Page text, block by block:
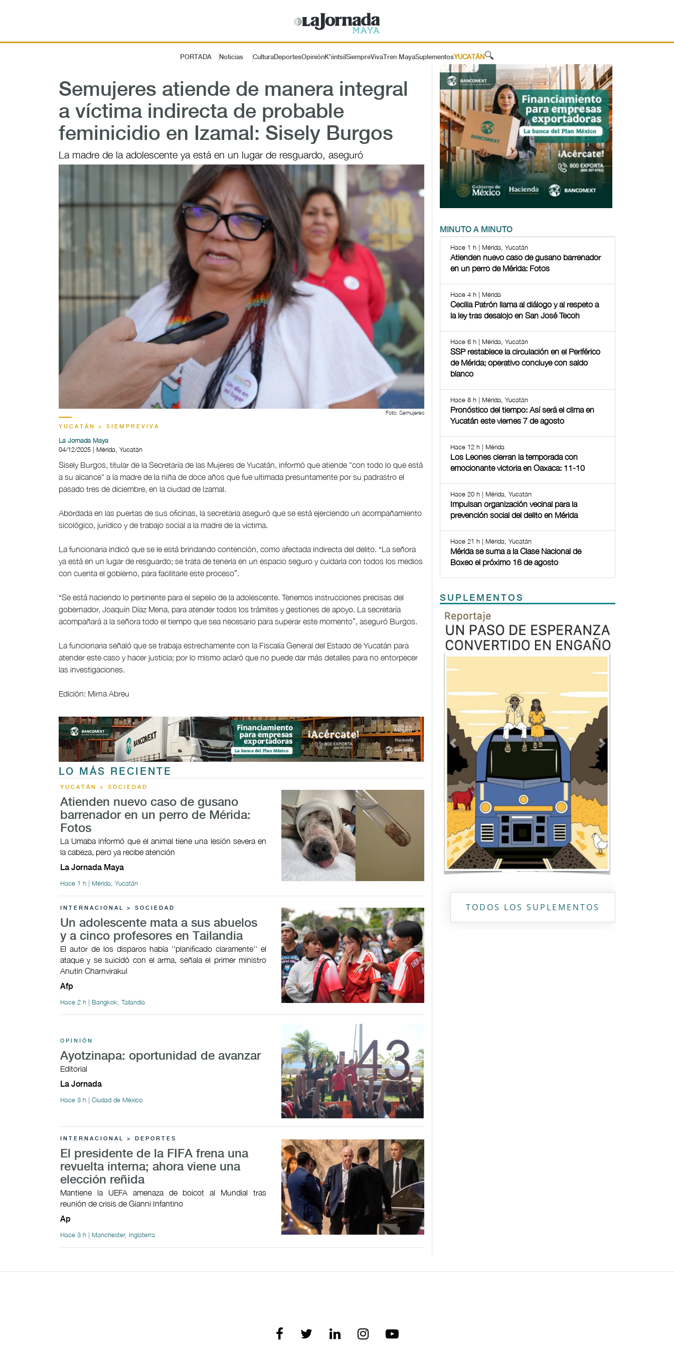
PORTADA Noticias CulturaDeportesOpiniónK'iintsil SiempreViva Tren MayaSuplementosYUCATÁN 🔍
Semujeres atiende de manera integral
a víctima indirecta de probable
feminicidio en Izamal: Sisely Burgos
La madre de la adolescente ya está en un lugar de resguardo, aseguró
Foto: Semujeres
YUCATÁN > SIEMPREVIVA
La Jornada Maya
04/12/2025 | Mérida, Yucatán
Sisely Burgos, titular de la Secretaría de las Mujeres de Yucatán, informó que atiende "con todo lo que está
a su alcance" a la madre de la niña de doce años que fue ultimada presuntamente por su padrastro el
pasado tres de diciembre, en la ciudad de Izamal.
Abordada en las puertas de sus oficinas, la secretaria aseguró que se está ejerciendo un acompañamiento
sicológico, jurídico y de trabajo social a la madre de la víctima.
La funcionaria indicó que se le está brindando contención, como afectada indirecta del delito. “La señora
ya está en un lugar de resguardo; se trata de tenerla en un espacio seguro y cuidarla con todos los medios
con cuenta el gobierno, para facilitarle este proceso”.
“Se está haciendo lo pertinente para el sepelio de la adolescente. Tenemos instrucciones precisas del
gobernador, Joaquín Díaz Mena, para atender todos los trámites y gestiones de apoyo. La secretaría
acompañará a la señora todo el tiempo que sea necesario para superar este momento”, aseguró Burgos.
La funcionaria señaló que se trabaja estrechamente con la Fiscalía General del Estado de Yucatán para
atender este caso y hacer justicia; por lo mismo aclaró que no puede dar más detalles para no entorpecer
las investigaciones.
Edición: Mirna Abreu
LO MÁS RECIENTE
YUCATÁN > SOCIEDAD
Atienden nuevo caso de gusano
barrenador en un perro de Mérida:
Fotos
La Umaba informó que el animal tiene una lesión severa en
la cabeza, pero ya recibe atención
La Jornada Maya
Hace 1 h | Mérida, Yucatán
INTERNACIONAL > SOCIEDAD
Un adolescente mata a sus abuelos
y a cinco profesores en Tailandia
El autor de los disparos había ''planificado claramente'' el
ataque y se suicidó con el arma, señala el primer ministro
Anutin Charnvirakul
Afp
Hace 2 h | Bangkok, Tailandia
OPINIÓN
Ayotzinapa: oportunidad de avanzar
Editorial
La Jornada
Hace 3 h | Ciudad de México
INTERNACIONAL > DEPORTES
El presidente de la FIFA frena una
revuelta interna; ahora viene una
elección reñida
Mantiene la UEFA amenaza de boicot al Mundial tras
reunión de crisis de Gianni Infantino
Ap
Hace 3 h | Manchester, Inglaterra
MINUTO A MINUTO
Hace 1 h | Mérida, Yucatán
Atienden nuevo caso de gusano barrenador
en un perro de Mérida: Fotos
Hace 4 h | Mérida
Cecilia Patrón llama al diálogo y al respeto a
la ley tras desalojo en San José Tecoh
Hace 6 h | Mérida, Yucatán
SSP restablece la circulación en el Periférico
de Mérida; operativo concluye con saldo
blanco
Hace 8 h | Mérida, Yucatán
Pronóstico del tiempo: Así será el clima en
Yucatán este viernes 7 de agosto
Hace 12 h | Mérida
Los Leones cierran la temporada con
emocionante victoria en Oaxaca: 11-10
Hace 20 h | Mérida, Yucatán
Impulsan organización vecinal para la
prevención social del delito en Mérida
Hace 21 h | Mérida, Yucatán
Mérida se suma a la Clase Nacional de
Boxeo el próximo 16 de agosto
SUPLEMENTOS
Previous Next
TODOS LOS SUPLEMENTOS